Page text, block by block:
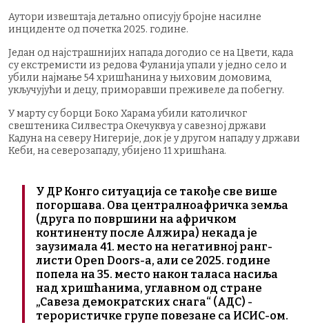
Аутори извештаја детаљно описују бројне насилне
инциденте од почетка 2025. године.
Један од најстрашнијих напада догодио се на Цвети, када
су екстремисти из редова Фуланија упали у једно село и
убили најмање 54 хришћанина у њиховим домовима,
укључујући и децу, приморавши преживеле да побегну.
У марту су борци Боко Харама убили католичког
свештеника Силвестра Окечуквуа у савезној држави
Кадуна на северу Нигерије, док је у другом нападу у држави
Кеби, на северозападу, убијено 11 хришћана.
У ДР Конго ситуација се такође све више
погоршава. Ова централноафричка земља
(друга по површини на афричком
континенту после Алжира) некада је
заузимала 41. место на негативној ранг-
листи Open Doors-а, али се 2025. године
попела на 35. место након таласа насиља
над хришћанима, углавном од стране
„Савеза демократских снага“ (АДС) -
терористичке групе повезане са ИСИС-ом.